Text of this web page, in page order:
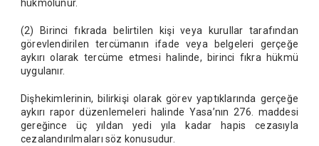
hükmolunur.
(2) Birinci fıkrada belirtilen kişi veya kurullar tarafından
görevlendirilen tercümanın ifade veya belgeleri gerçeğe
aykırı olarak tercüme etmesi halinde, birinci fıkra hükmü
uygulanır.
Dişhekimlerinin, bilirkişi olarak görev yaptıklarında gerçeğe
aykırı rapor düzenlemeleri halinde Yasa’nın 276. maddesi
gereğince üç yıldan yedi yıla kadar hapis cezasıyla
cezalandırılmaları söz konusudur.